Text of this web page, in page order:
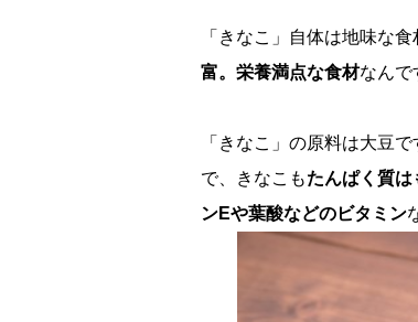
「きなこ」自体は地味な
富。栄養満点な食材なんで
「きなこ」の原料は大豆
で、きなこもたんぱく質は
ンEや葉酸などのビタミン